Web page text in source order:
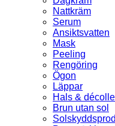
Nattkräm
Serum
Ansiktsvatten
Mask
Peeling
Rengöring
Ögon
Läppar
Hals &
Brun utan sol